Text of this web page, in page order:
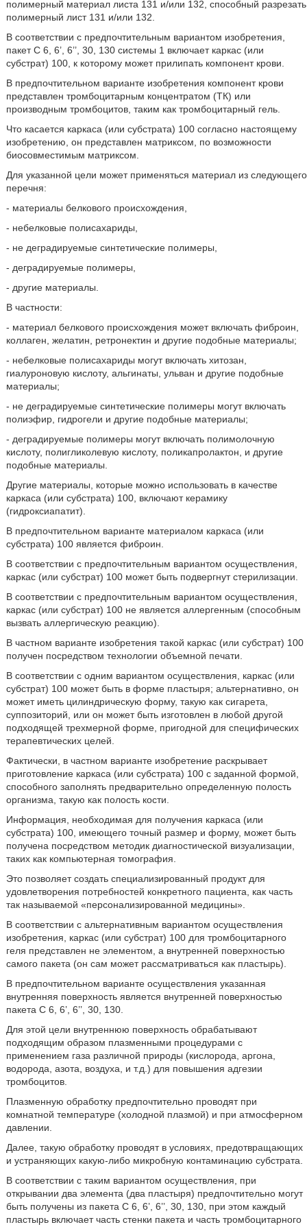
полимерный материал листа 131 и/или 132, способный разрезать
полимерный лист 131 и/или 132.
В соответствии с предпочтительным вариантом изобретения,
пакет C 6, 6’, 6’’, 30, 130 системы 1 включает каркас (или
субстрат) 100, к которому может прилипать компонент крови.
В предпочтительном варианте изобретения компонент крови
представлен тромбоцитарным концентратом (ТК) или
производным тромбоцитов, таким как тромбоцитарный гель.
Что касается каркаса (или субстрата) 100 согласно настоящему
изобретению, он представлен матриксом, по возможности
биосовместимым матриксом.
Для указанной цели может применяться материал из следующего
перечня:
- материалы белкового происхождения,
- небелковые полисахариды,
- не деградируемые синтетические полимеры,
- деградируемые полимеры,
- другие материалы.
В частности:
- материал белкового происхождения может включать фиброин,
коллаген, желатин, ретронектин и другие подобные материалы;
- небелковые полисахариды могут включать хитозан,
гиалуроновую кислоту, альгинаты, ульван и другие подобные
материалы;
- не деградируемые синтетические полимеры могут включать
полиэфир, гидрогели и другие подобные материалы;
- деградируемые полимеры могут включать полимолочную
кислоту, полигликолевую кислоту, поликапролактон, и другие
подобные материалы.
Другие материалы, которые можно использовать в качестве
каркаса (или субстрата) 100, включают керамику
(гидроксиапатит).
В предпочтительном варианте материалом каркаса (или
субстрата) 100 является фиброин.
В соответствии с предпочтительным вариантом осуществления,
каркас (или субстрат) 100 может быть подвергнут стерилизации.
В соответствии с предпочтительным вариантом осуществления,
каркас (или субстрат) 100 не является аллергенным (способным
вызвать аллергическую реакцию).
В частном варианте изобретения такой каркас (или субстрат) 100
получен посредством технологии объемной печати.
В соответствии с одним вариантом осуществления, каркас (или
субстрат) 100 может быть в форме пластыря; альтернативно, он
может иметь цилиндрическую форму, такую как сигарета,
суппозиторий, или он может быть изготовлен в любой другой
подходящей трехмерной форме, пригодной для специфических
терапевтических целей.
Фактически, в частном варианте изобретение раскрывает
приготовление каркаса (или субстрата) 100 с заданной формой,
способного заполнять предварительно определенную полость
организма, такую как полость кости.
Информация, необходимая для получения каркаса (или
субстрата) 100, имеющего точный размер и форму, может быть
получена посредством методик диагностической визуализации,
таких как компьютерная томография.
Это позволяет создать специализированный продукт для
удовлетворения потребностей конкретного пациента, как часть
так называемой «персонализированной медицины».
В соответствии с альтернативным вариантом осуществления
изобретения, каркас (или субстрат) 100 для тромбоцитарного
геля представлен не элементом, а внутренней поверхностью
самого пакета (он сам может рассматриваться как пластырь).
В предпочтительном варианте осуществления указанная
внутренняя поверхность является внутренней поверхностью
пакета C 6, 6’, 6’’, 30, 130.
Для этой цели внутреннюю поверхность обрабатывают
подходящим образом плазменными процедурами с
применением газа различной природы (кислорода, аргона,
водорода, азота, воздуха, и т.д.) для повышения адгезии
тромбоцитов.
Плазменную обработку предпочтительно проводят при
комнатной температуре (холодной плазмой) и при атмосферном
давлении.
Далее, такую обработку проводят в условиях, предотвращающих
и устраняющих какую-либо микробную контаминацию субстрата.
В соответствии с таким вариантом осуществления, при
открывании два элемента (два пластыря) предпочтительно могут
быть получены из пакета С 6, 6’, 6’’, 30, 130, при этом каждый
пластырь включает часть стенки пакета и часть тромбоцитарного